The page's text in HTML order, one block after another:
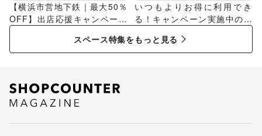
【横浜市営地下鉄｜最大50％
OFF】出店応援キャンペーン
特集
いつもよりお得に利用でき
る！キャンペーン実施中のス
スペース特集をもっと見る